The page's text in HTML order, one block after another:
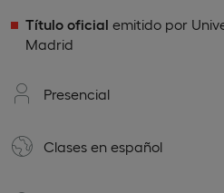
Título oficial emitido por
Madrid
Presencial
Clases en español